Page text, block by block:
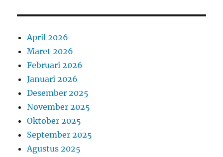
April 2026
Maret 2026
Februari 2026
Januari 2026
Desember 2025
November 2025
Oktober 2025
September 2025
Agustus 2025